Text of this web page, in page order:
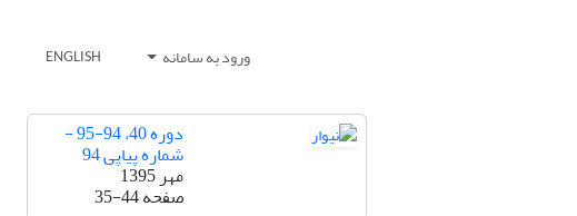
ورود به سامانه ENGLISH
دوره 40، 94-95 -
شماره پیاپی 94
مهر 1395
صفحه35-44